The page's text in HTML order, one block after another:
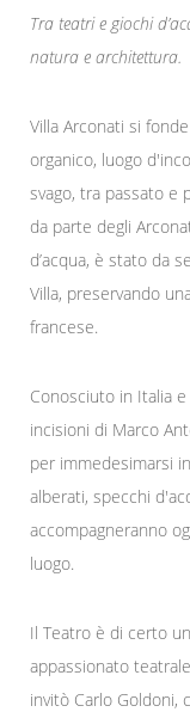
Tra teatri e giochi
natura e architettura.
Villa Arconati si
organico, luogo
svago, tra passato e
da parte degli
d’acqua, è stato da
Villa, preservando
francese.
Conosciuto in Italia
incisioni di Marco
per immedesimarsi
alberati, specchi
accompagneranno
luogo.
Il Teatro è di certo
appassionato
invitò Carlo Goldoni,